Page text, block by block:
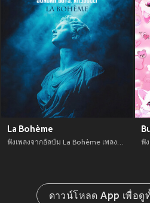
La Bohème
ฟังเพลงจากอัลบัม La Bohème เพลงใหม่จาก อัพเดทเพลงใหม่ล่าสุดก่อนใคร ตลอดปี 2021
ดาวน์โหลด App เพื่อดู